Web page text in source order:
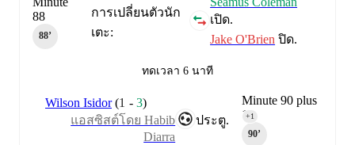
การเปลี่ยนตัวนัก
เตะ:
เปิด.
Jake O'Brien ปิด.
88
88‎’‎
ทดเวลา 6 นาที
Minute 90 plus
1
90‎’‎
+1
ประตู.
Wilson Isidor (1 -3)
แอสซิสต์โดย Habib
Diarra